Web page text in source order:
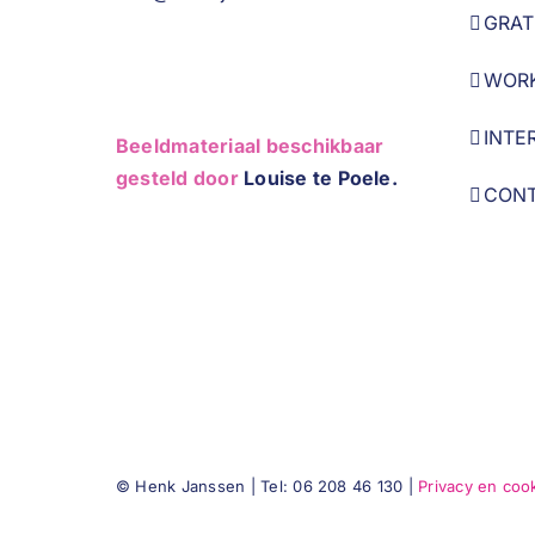
Beeldmateriaal beschikbaar
gesteld door Louise te Poele.
© Henk Janssen | Tel: 06 208 46 130 | Privacy en